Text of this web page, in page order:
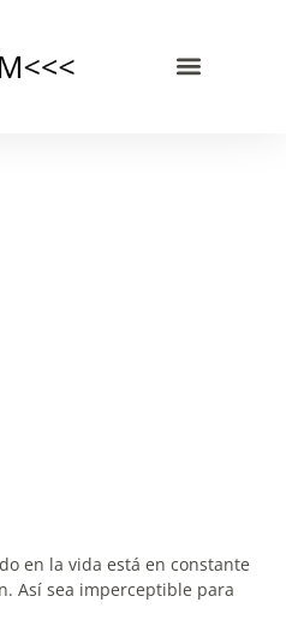
en la vida está en constante
Así sea imperceptible para